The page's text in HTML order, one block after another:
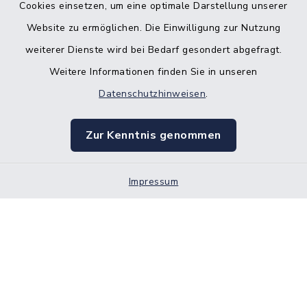
Cookies einsetzen, um eine optimale Darstellung unserer
Website zu ermöglichen. Die Einwilligung zur Nutzung
weiterer Dienste wird bei Bedarf gesondert abgefragt.
Weitere Informationen finden Sie in unseren
Datenschutzhinweisen.
Zur Kenntnis genommen
Impressum
Barrierefreiheit
Impressum
Sitemap